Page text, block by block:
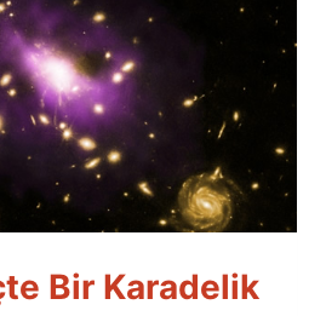
Bir Karadelik